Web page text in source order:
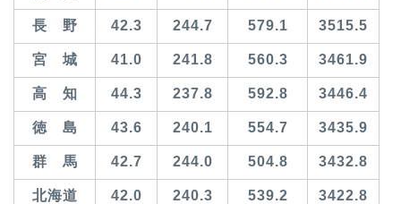
長 野 42.3 244.7 579.1 3515.5
宮 城 41.0 241.8 560.3 3461.9
高 知 44.3 237.8 592.8 3446.4
徳 島 43.6 240.1 554.7 3435.9
群 馬 42.7 244.0 504.8 3432.8
北海道 42.0 240.3 539.2 3422.8